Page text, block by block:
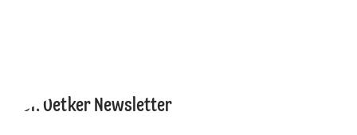
Dr. Oetker Newsletter